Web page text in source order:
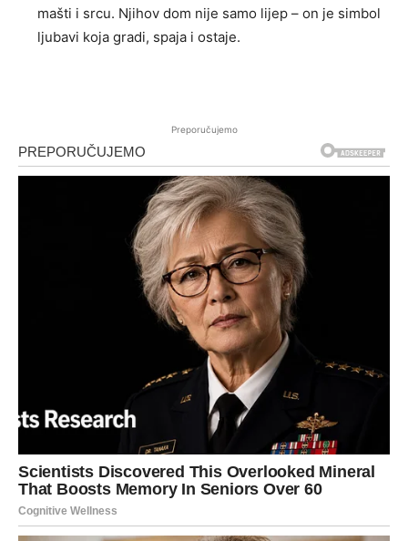
mašti i srcu. Njihov dom nije samo lijep – on je simbol
ljubavi koja gradi, spaja i ostaje.
Preporučujemo